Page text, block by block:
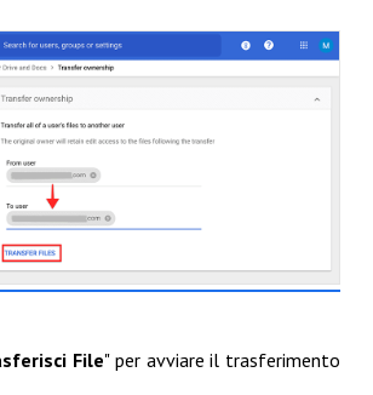
File" per avviare il trasferimento